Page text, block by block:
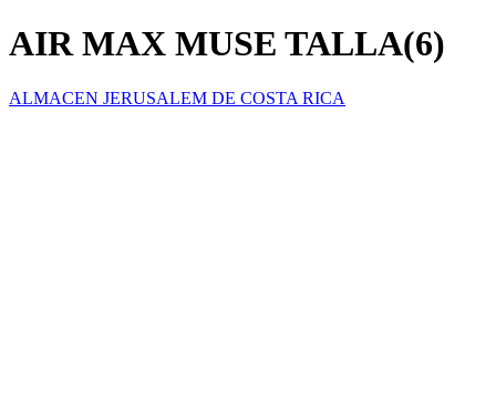
AIR MAX MUSE TALLA(6)
ALMACEN JERUSALEM DE COSTA RICA